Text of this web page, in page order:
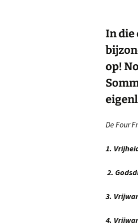
In die
op!
De Four
1.
2.
3.
4.